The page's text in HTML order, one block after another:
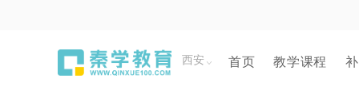
西安 首页 教学课程